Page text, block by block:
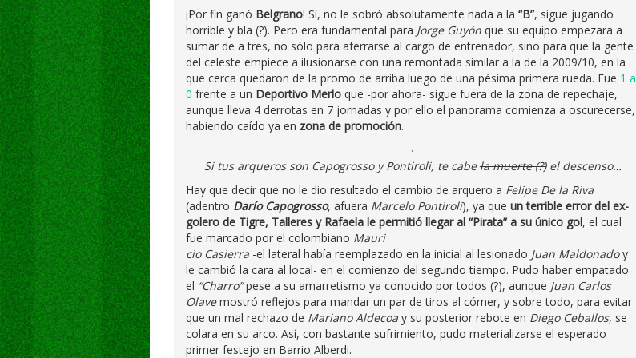
¡Por fin ganó Belgrano! Sí, no le sobró absolutamente nada a la “B”, sigue jugando
horrible y bla (?). Pero era fundamental para Jorge Guyón que su equipo empezara a
sumar de a tres, no sólo para aferrarse al cargo de entrenador, sino para que la gente
del celeste empiece a ilusionarse con una remontada similar a la de la 2009/10, en la
que cerca quedaron de la promo de arriba luego de una pésima primera rueda. Fue 1 a
0 frente a un Deportivo Merlo que -por ahora- sigue fuera de la zona de repechaje,
aunque lleva 4 derrotas en 7 jornadas y por ello el panorama comienza a oscurecerse,
habiendo caído ya en zona de promoción.
Si tus arqueros son Capogrosso y Pontiroli, te cabela muerte (?)el descenso…
Hay que decir que no le dio resultado el cambio de arquero a Felipe De la Riva
(adentro Darío Capogrosso, afuera Marcelo Pontiroli), ya que un terrible error del ex-
golero de Tigre, Talleres y Rafaela le permitió llegar al “Pirata” a su único gol, el cual
fue marcado por el colombiano Mauri
cio Casierra -el lateral había reemplazado en la inicial al lesionado Juan Maldonadoy
le cambió la cara al local- en el comienzo del segundo tiempo. Pudo haber empatado
el “Charro”pese a su amarretismo ya conocido por todos (?), aunque Juan Carlos
Olavemostró reflejos para mandar un par de tiros al córner, y sobre todo, para evitar
que un mal rechazo de Mariano Aldecoa y su posterior rebote en Diego Ceballos, se
colara en su arco. Así, con bastante sufrimiento, pudo materializarse el esperado
primer festejo en Barrio Alberdi.